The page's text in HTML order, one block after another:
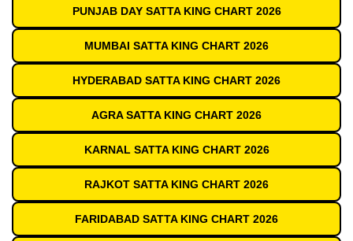
PUNJAB DAY SATTA KING CHART 2026
MUMBAI SATTA KING CHART 2026
HYDERABAD SATTA KING CHART 2026
AGRA SATTA KING CHART 2026
KARNAL SATTA KING CHART 2026
RAJKOT SATTA KING CHART 2026
FARIDABAD SATTA KING CHART 2026